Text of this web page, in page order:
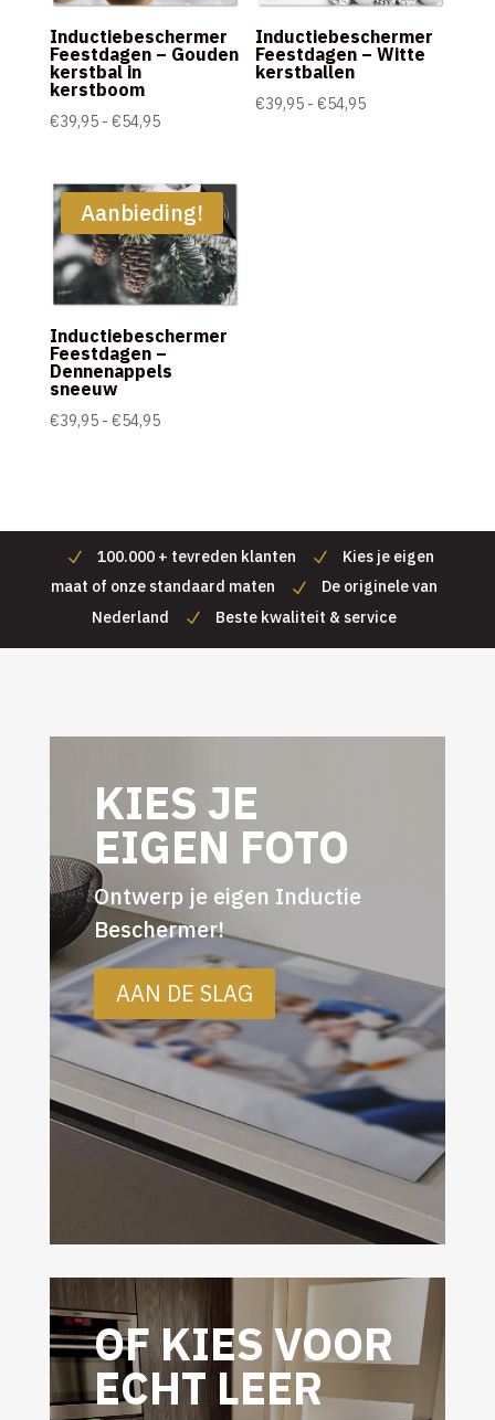
Inductiebeschermer
Feestdagen – Gouden
kerstbal in
kerstboom
€39,95 - €54,95Prijsklasse:
€54,95
Inductiebeschermer
Feestdagen – Witte
kerstballen
€39,95 - €54,95Prijsklasse:
Aanbieding!
Inductiebeschermer
Feestdagen –
Dennenappels
sneeuw
€39,95 - €54,95Prijsklasse:
100.000 + tevreden klanten
Kies je eigen
maat of onze standaard maten
De originele van
Nederland
Beste kwaliteit & service
KIES JE
EIGEN FOTO
Ontwerp je eigen Inductie
Beschermer!
AAN DE SLAG
OF KIES VOOR
ECHT LEER